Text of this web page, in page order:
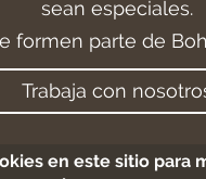
sean especiales.
formen parte de
Trabaja con
en este sitio para